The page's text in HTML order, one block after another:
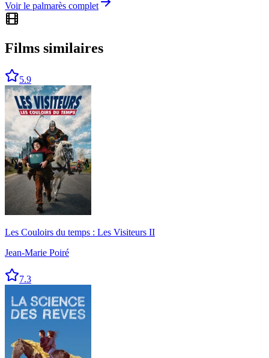
Voir le palmarès complet
Films similaires
5.9
Les Couloirs du temps : Les Visiteurs II
Jean-Marie Poiré
7.3